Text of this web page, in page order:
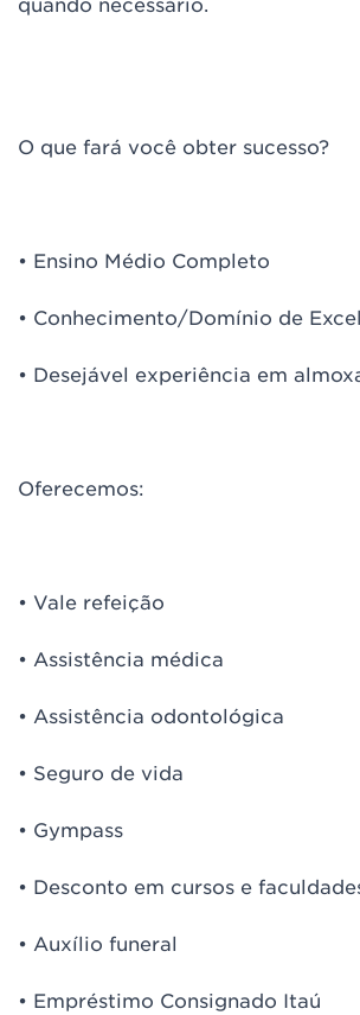
O que fará você obter sucesso?
• Ensino Médio Completo
• Conhecimento/Domínio de Excel
• Desejável experiência em
Oferecemos:
• Vale refeição
• Assistência médica
• Assistência odontológica
• Seguro de vida
• Gympass
• Desconto em cursos e
• Auxílio funeral
• Empréstimo Consignado Itaú